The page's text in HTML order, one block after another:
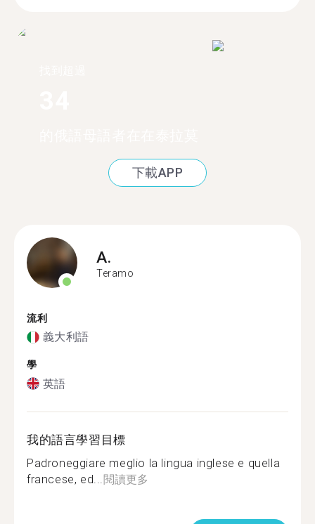
下載APP
A.
Teramo
流利
義大利語
學
英語
我的語言學習目標
Padroneggiare meglio la lingua inglese e quella
francese, ed... 閱讀更多